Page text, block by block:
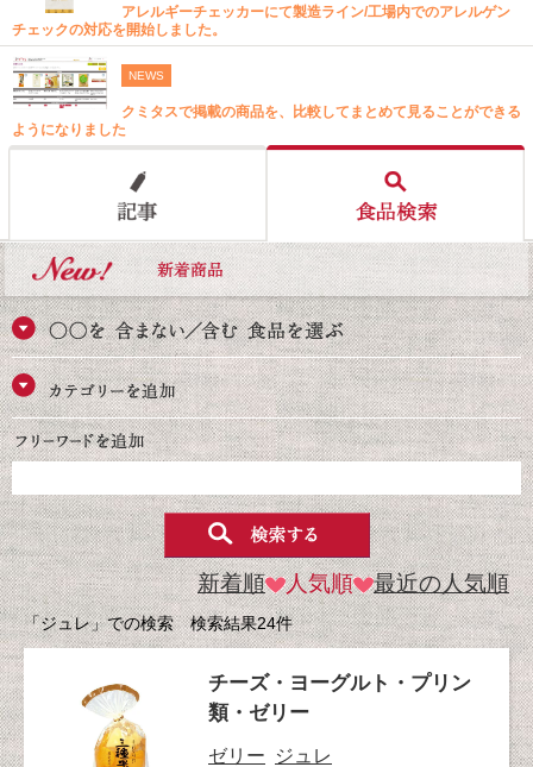
アレルギーチェッカーにて製造ライン/工場内でのアレルゲン
チェックの対応を開始しました。
NEWS
クミタスで掲載の商品を、比較してまとめて見ることができる
ようになりました
新着順 人気順 最近の人気順
「ジュレ」での検索 検索結果24件
チーズ・ヨーグルト・プリン
類・ゼリー
ゼリー ジュレ